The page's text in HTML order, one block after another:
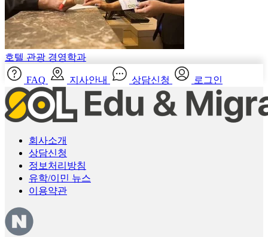
호텔 관광 경영학과
FAQ 지사안내 상담신청 로그인
회사소개
상담신청
정보처리방침
이용약관